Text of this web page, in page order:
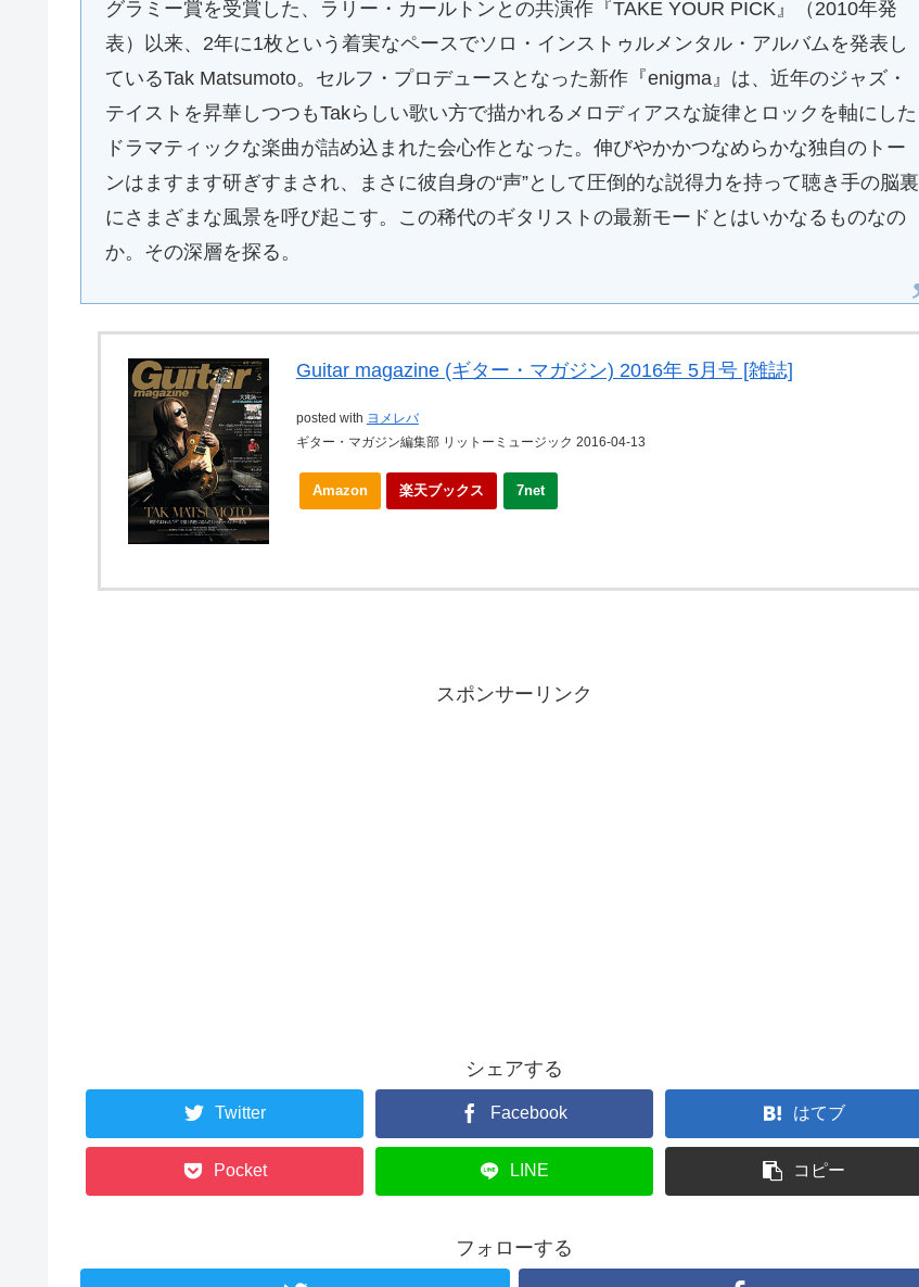
グラミー賞を受賞した、ラリー・カールトンとの共演作『TAKE YOUR PICK』（2010年発
表）以来、2年に1枚という着実なペースでソロ・インストゥルメンタル・アルバムを発表し
ているTak Matsumoto。セルフ・プロデュースとなった新作『enigma』は、近年のジャズ・
テイストを昇華しつつもTakらしい歌い方で描かれるメロディアスな旋律とロックを軸にした
ドラマティックな楽曲が詰め込まれた会心作となった。伸びやかかつなめらかな独自のトー
ンはますます研ぎすまされ、まさに彼自身の“声”として圧倒的な説得力を持って聴き手の脳裏
にさまざまな風景を呼び起こす。この稀代のギタリストの最新モードとはいかなるものなの
か。その深層を探る。
Guitar magazine (ギター・マガジン) 2016年 5月号 [雑誌]
posted with ヨメレバ
ギター・マガジン編集部 リットーミュージック 2016-04-13
Amazon 楽天ブックス 7net
スポンサーリンク
シェアする
Twitter Facebook はてブ
Pocket LINE コピー
フォローする